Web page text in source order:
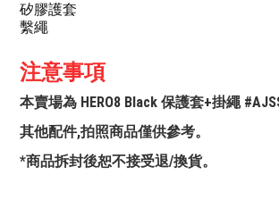
矽膠護套
繫繩
注意事項
本賣場為 HERO8 Black 保護套+掛繩
其他配件,拍照商品僅供參考。
*商品拆封後恕不接受退/換貨。